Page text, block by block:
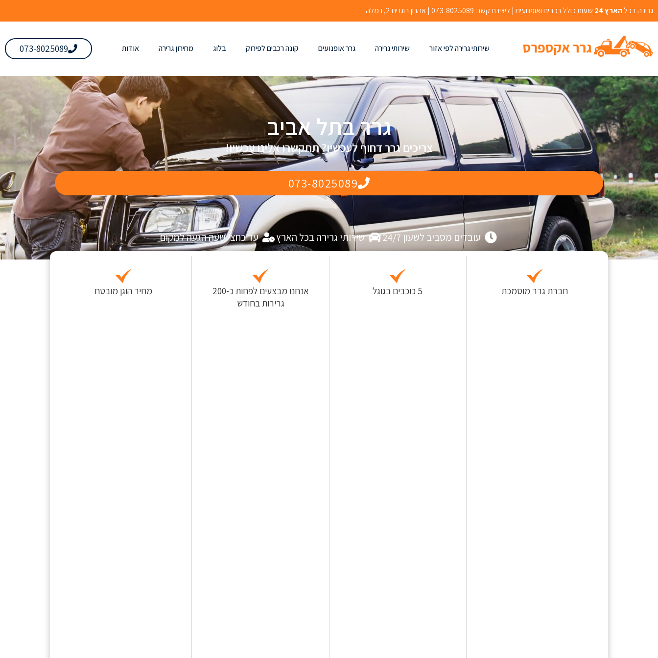
גרירה בכלהארץ 24 שעות כולל רכבים ואופנועים | ליצירת קשר: 073-8025089 | אהרון בוגנים 2, רמלה
שירותי גרירה לפי אזור שירותי גרירה גרר אופנועים קונה רכבים לפירוק בלוג מחירון גרירה אודות 073-8025089
גרר בתל אביב
עובדים מסביב לשעון 24/7 שירותי גרירה בכל הארץ עד כחצי שעה הגעה למקום
צריכים גרר דחוף לעכשיו? תתקשרו אלינו עכשיו!
073-8025089
מחיר הוגן מובטח
אנחנו מבצעים לפחות כ-200
גרירות בחודש
5 כוכבים בגוגל חברת גרר מוסמכת